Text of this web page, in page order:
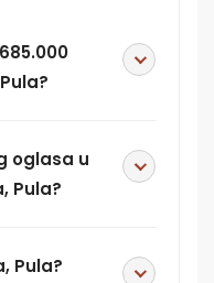
oglasa u
Pula?
Pula?